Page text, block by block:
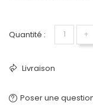
Quantité : +
Livraison
Poser une